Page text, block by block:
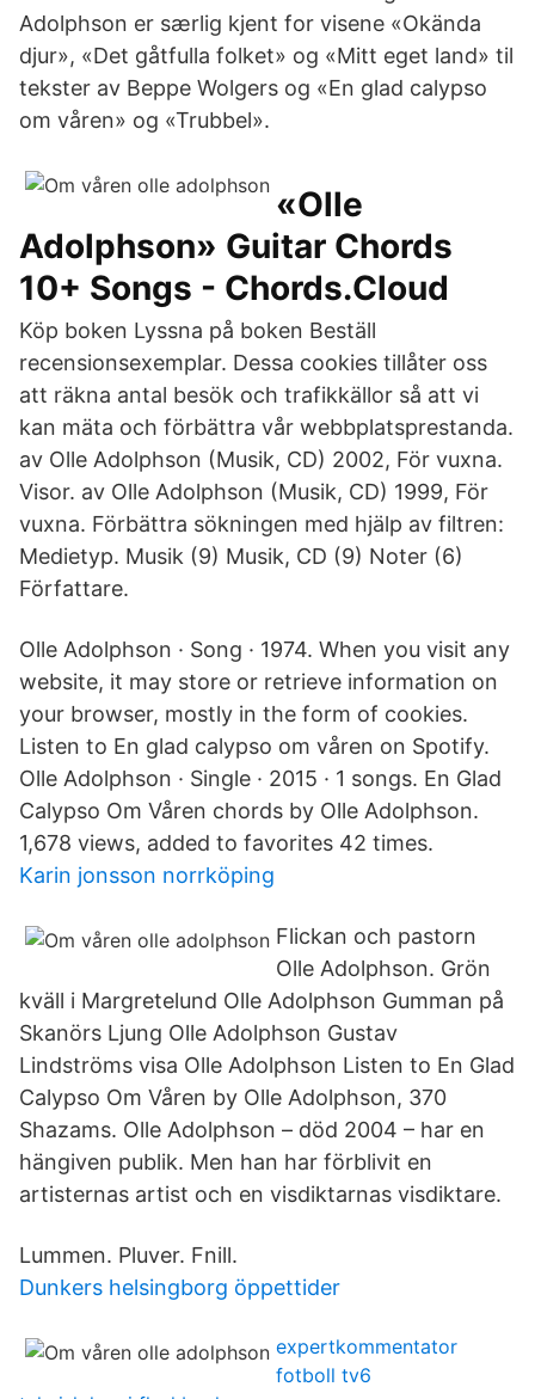
Adolphson er særlig kjent for visene «Okända
djur», «Det gåtfulla folket» og «Mitt eget land» til
tekster av Beppe Wolgers og «En glad calypso
om våren» og «Trubbel».
«Olle
Adolphson» Guitar Chords
10+ Songs - Chords.Cloud
Köp boken Lyssna på boken Beställ
recensionsexemplar. Dessa cookies tillåter oss
att räkna antal besök och trafikkällor så att vi
kan mäta och förbättra vår webbplatsprestanda.
av Olle Adolphson (Musik, CD) 2002, För vuxna.
Visor. av Olle Adolphson (Musik, CD) 1999, För
vuxna. Förbättra sökningen med hjälp av filtren:
Medietyp. Musik (9) Musik, CD (9) Noter (6)
Författare.
Olle Adolphson · Song · 1974. When you visit any
website, it may store or retrieve information on
your browser, mostly in the form of cookies.
Listen to En glad calypso om våren on Spotify.
Olle Adolphson · Single · 2015 · 1 songs. En Glad
Calypso Om Våren chords by Olle Adolphson.
1,678 views, added to favorites 42 times.
Karin jonsson norrköping
Flickan och pastorn
Olle Adolphson. Grön
kväll i Margretelund Olle Adolphson Gumman på
Skanörs Ljung Olle Adolphson Gustav
Lindströms visa Olle Adolphson Listen to En Glad
Calypso Om Våren by Olle Adolphson, 370
Shazams. Olle Adolphson – död 2004 – har en
hängiven publik. Men han har förblivit en
artisternas artist och en visdiktarnas visdiktare.
Lummen. Pluver. Fnill.
Dunkers helsingborg öppettider
expertkommentator
fotboll tv6